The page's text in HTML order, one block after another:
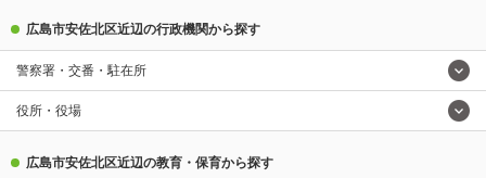
広島市安佐北区近辺の行政機関から探す
警察署・交番・駐在所
役所・役場
広島市安佐北区近辺の教育・保育から探す